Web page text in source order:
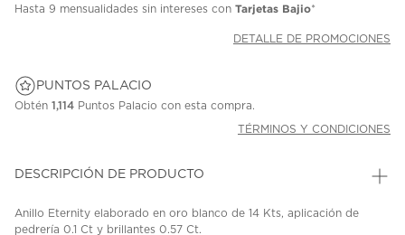
Hasta 9 mensualidades sin intereses con Tarjetas Bajio*
DETALLE DE PROMOCIONES
PUNTOS PALACIO
Obtén 1,114 Puntos Palacio con esta compra.
TÉRMINOS Y CONDICIONES
DESCRIPCIÓN DE PRODUCTO
Anillo Eternity elaborado en oro blanco de 14 Kts, aplicación de
pedrería 0.1 Ct y brillantes 0.57 Ct.